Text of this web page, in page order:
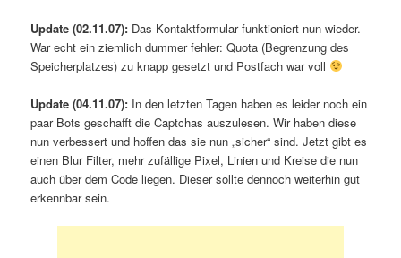
Update (02.11.07): Das Kontaktformular funktioniert nun wieder.
War echt ein ziemlich dummer fehler: Quota (Begrenzung des
Speicherplatzes) zu knapp gesetzt und Postfach war voll
Update (04.11.07): In den letzten Tagen haben es leider noch ein
paar Bots geschafft die Captchas auszulesen. Wir haben diese
nun verbessert und hoffen das sie nun „sicher“ sind. Jetzt gibt es
einen Blur Filter, mehr zufällige Pixel, Linien und Kreise die nun
auch über dem Code liegen. Dieser sollte dennoch weiterhin gut
erkennbar sein.